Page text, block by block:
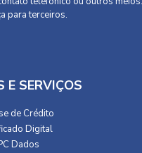
para terceiros.
E SERVIÇOS
de Crédito
Digital
Dados